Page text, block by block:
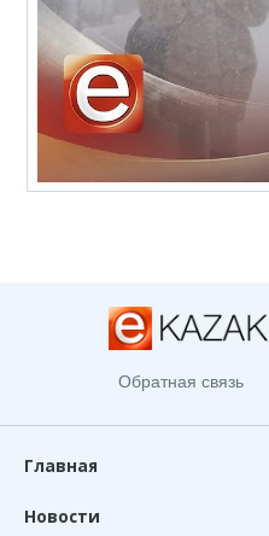
Обратная связь
Главная
Новости